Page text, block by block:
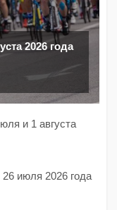
2026 года
и 1 августа
июля 2026 года